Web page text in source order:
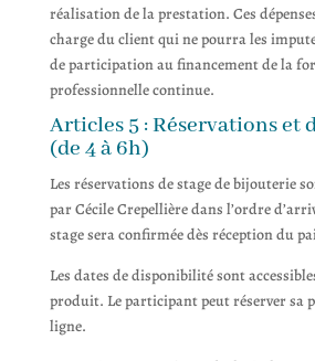
réalisation de la prestation. Ces
charge du client qui ne pourra les
de participation au financement de la
professionnelle continue.
Articles 5 : Réservations et
(de 4 à 6h)
Les réservations de stage de bijouterie
par Cécile Crepellière dans l’ordre
stage sera confirmée dès réception du
Les dates de disponibilité sont
produit. Le participant peut réserver sa
ligne.